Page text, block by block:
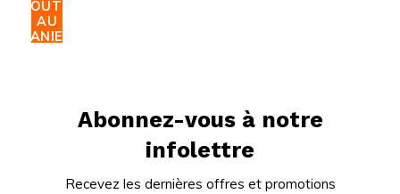
AJOUTER
AU
PANIER
Abonnez-vous à notre
infolettre
Recevez les dernières offres et promotions